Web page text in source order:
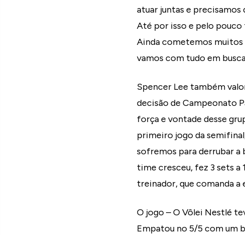
atuar juntas e
Até por isso e pelo
Ainda cometemos muitos
vamos com tudo em
Spencer Lee também
decisão de Campeonato
força e vontade desse
primeiro jogo da
sofremos para derrubar a
time cresceu, fez 3 sets a
treinador, que comanda a
O jogo – O Vôlei Nestlé
Empatou no 5/5 com um